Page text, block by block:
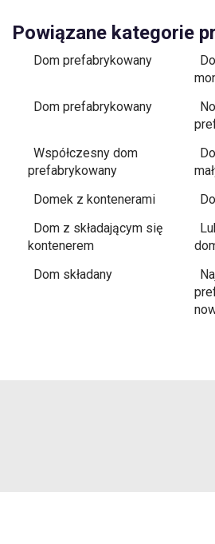
Powiązane kategorie
Dom prefabrykowany
Dom prefabrykowany
Współczesny dom
prefabrykowany
Domek z kontenerami
Dom z składającym się
kontenerem
Dom składany